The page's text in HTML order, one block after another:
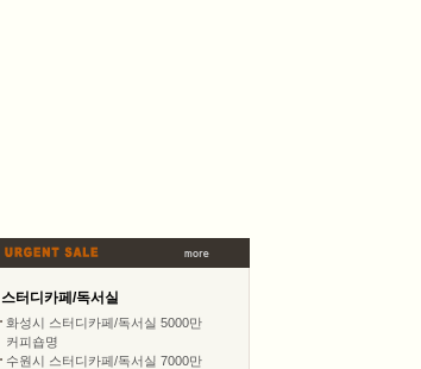
스터디카페/독서실
화성시 스터디카페/독서실 5000만
커피숍명
수원시 스터디카페/독서실 7000만